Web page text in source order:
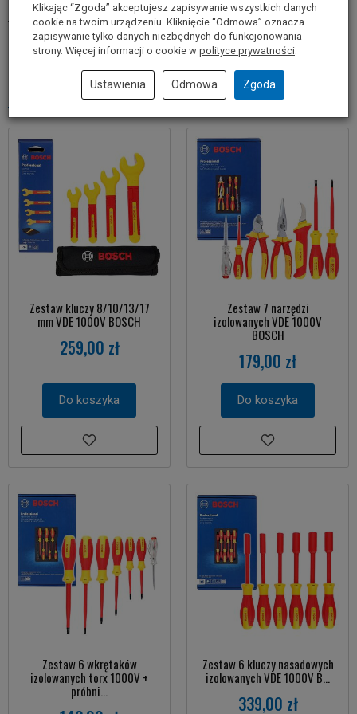
Informacje o producencie
Polecane produkty
Zestaw kluczy 8/10/13/17
mm VDE 1000V BOSCH
259,00 zł
Do koszyka
Zestaw 7 narzędzi
izolowanych VDE 1000V
BOSCH
179,00 zł
Do koszyka
Zestaw 6 wkrętaków
izolowanych torx 1000V +
próbni...
Zestaw 6 kluczy nasadowych
izolowanych VDE 1000V B...
339,00 zł
Klikając “Zgoda” akceptujesz zapisywanie wszystkich danych
cookie na twoim urządzeniu. Kliknięcie “Odmowa” oznacza
zapisywanie tylko danych niezbędnych do funkcjonowania
strony. Więcej informacji o cookie w polityce prywatności
Ustawienia Odmowa Zgoda